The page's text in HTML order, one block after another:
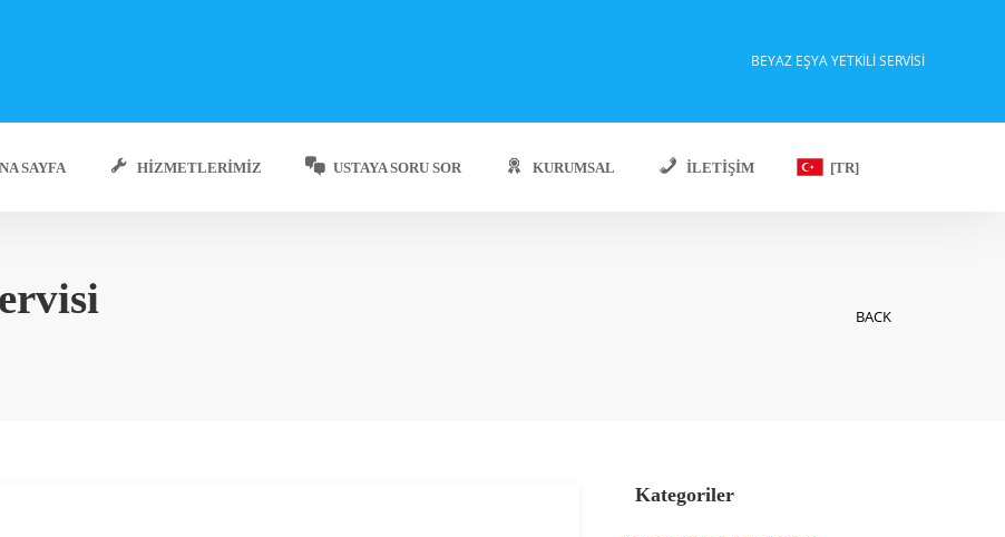
BEYAZ EŞYA YETKILI SERVISI
SAYFA HIZMETLERIMIZ USTAYA SORU SOR KURUMSAL İLETIŞIM [TR]
BACK
Kategoriler